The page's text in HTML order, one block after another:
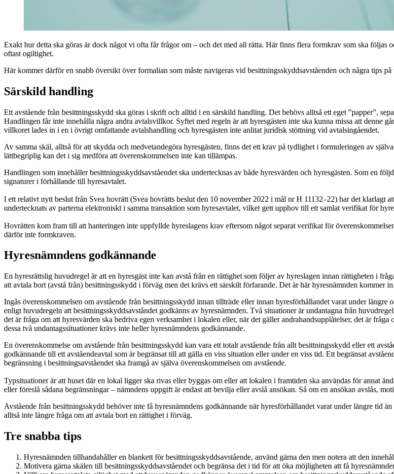
Exakt hur detta ska göras är dock något vi ofta får frågor om – och det med all rätta. Här finns flera formkrav som ska
oftast ogiltighet.
Här kommer därför en snabb översikt över formalian som måste navigeras vid besittningsskyddsavståenden och några tips på
Särskild handling
Ett avstående från besittningsskydd ska göras i skrift och alltid i en särskild handling. Det behövs alltså ett eget ”papper”,
Handlingen får inte innehålla några andra avtalsvillkor. Syftet med regeln är att hyresgästen inte ska kunna missa att denne
villkoret lades in i en i övrigt omfattande avtalshandling och hyresgästen inte anlitat juridisk stöttning vid avtalsingåendet.
Av samma skäl, alltså för att skydda och medvetandegöra hyresgästen, finns det ett krav på tydlighet i formuleringen av
lättbegriplig kan det i sig medföra att överenskommelsen inte kan tillämpas.
Handlingen som innehåller besittningsskyddsavståendet ska undertecknas av både hyresvärden och hyresgästen. Som en
signaturer i förhållande till hyresavtalet.
I ett relativt nytt beslut från Svea hovrätt (Svea hovrätts beslut den 10 november 2022 i mål nr H 11132–22) har det klarlagt
undertecknats av parterna elektroniskt i samma transaktion som hyresavtalet, vilket gett upphov till ett samlat verifikat för
Hovrätten kom fram till att hanteringen inte uppfyllde hyreslagens krav eftersom något separat verifikat för
därför inte formkraven.
Hyresnämndens godkännande
En hyresrättslig huvudregel är att en hyresgäst inte kan avstå från en rättighet som följer av hyreslagen innan rättigheten i
att avtala bort (avstå från) besittningsskydd i förväg men det krävs ett särskilt förfarande. Det är här hyresnämnden kommer in.
Ingås överenskommelsen om avstående från besittningsskydd innan tillträde eller innan hyresförhållandet varat under
enligt huvudregeln att besittningsskyddsavståndet godkänns av hyresnämnden. Två situationer är undantagna från
det är fråga om att hyresvärden ska bedriva egen verksamhet i lokalen eller, när det gäller andrahandsupplåtelser, det är
dessa två undantagssituationer krävs inte heller hyresnämndens godkännande.
En överenskommelse om avstående från besittningsskydd kan vara ett totalt avstående från allt besittningsskydd eller ett
godkännande till ett avståendeavtal som är begränsat till att gälla en viss situation eller under en viss tid. Ett begränsat
begränsning i besittningsavståendet ska framgå av själva överenskommelsen om avstående.
Typsituationer är att huset där en lokal ligger ska rivas eller byggas om eller att lokalen i framtiden ska användas för annat
eller föreslå sådana begränsningar – nämndens uppgift är endast att bevilja eller avslå ansökan. Så om en ansökan avslås,
Avstående från besittningsskydd behöver inte få hyresnämndens godkännande när hyresförhållandet varat under längre tid
alltså inte längre fråga om att avtala bort en rättighet i förväg.
Tre snabba tips
Hyresnämnden tillhandahåller en blankett för besittningsskyddsavstående, använd gärna den men notera att den
Motivera gärna skälen till besittningsskyddsavståendet och begränsa det i tid för att öka möjligheten att få